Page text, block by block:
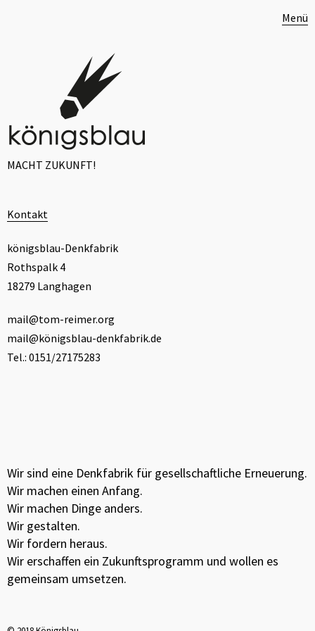
Menü
MACHT ZUKUNFT!
Kontakt
königsblau-Denkfabrik
Rothspalk 4
18279 Langhagen
mail@tom-reimer.org
mail@königsblau-denkfabrik.de
Tel.: 0151/27175283
Wir sind eine Denkfabrik für gesellschaftliche Erneuerung.
Wir machen einen Anfang.
Wir machen Dinge anders.
Wir gestalten.
Wir fordern heraus.
Wir erschaffen ein Zukunftsprogramm und wollen es
gemeinsam umsetzen.